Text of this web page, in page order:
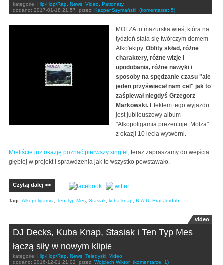
kategorie: Hip-Hop/Rap News Video
Patronaty
dodano: 2017-01-18 21:57 przez: Kacper Szymański (komentarze: 5)
MOLZA to mazurska wieś, która na
tydzień stała się twórczym domem
Alko'ekipy. Obfity skład, różne
charaktery, różne wizje i
upodobania, różne nawyki i
sposoby na spędzanie czasu "ale
jeden przyświecał nam cel" jak to
zaśpiewał niegdyś Grzegorz
Markowski. Efektem tego wyjazdu
jest jubileuszowy album
"Alkopoligamia prezentuje: Molza"
z okazji 10 lecia wytwórni.
Mieliście już okazję poznać pierwszy singiel, teraz zapraszamy do wejścia
głębiej w projekt i sprawdzenia jak to wszystko powstawało.
Czytaj dalej >>
Tagi: Alkopoligamia Ten Typ Mes Stasiak kuba knap R.A.U Brat Jordah
video
DJ Decks, Kuba Knap, Stasiak i Ten Typ Mes
łączą siły w nowym klipie
kategorie: Hip-Hop/Rap News Teledyski Video
dodano: 2016-12-01 21:02 przez: Wojciech Wiktor (komentarze: 1)